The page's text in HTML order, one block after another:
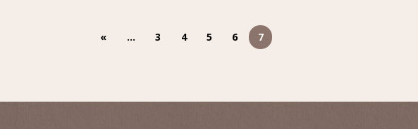
« ... 3 4 5 6 7